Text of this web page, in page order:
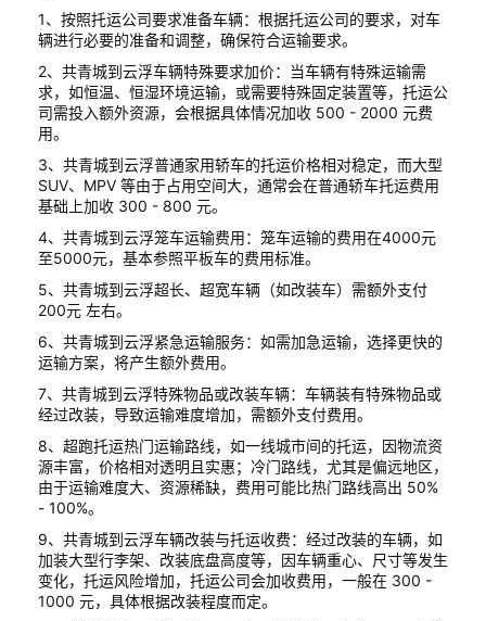
1、按照托运公司要求准备车辆：根据托运公司的要求，对车
辆进行必要的准备和调整，确保符合运输要求。
2、共青城到云浮车辆特殊要求加价：当车辆有特殊运输需
求，如恒温、恒湿环境运输，或需要特殊固定装置等，托运公
司需投入额外资源，会根据具体情况加收 500 - 2000 元费
用。
3、共青城到云浮普通家用轿车的托运价格相对稳定，而大型
SUV、MPV 等由于占用空间大，通常会在普通轿车托运费用
基础上加收 300 - 800 元。
4、共青城到云浮笼车运输费用：笼车运输的费用在4000元
至5000元，基本参照平板车的费用标准。
5、共青城到云浮超长、超宽车辆（如改装车）需额外支付
200元 左右。
6、共青城到云浮紧急运输服务：如需加急运输，选择更快的
运输方案，将产生额外费用。
7、共青城到云浮特殊物品或改装车辆：车辆装有特殊物品或
经过改装，导致运输难度增加，需额外支付费用。
8、超跑托运热门运输路线，如一线城市间的托运，因物流资
源丰富，价格相对透明且实惠；冷门路线，尤其是偏远地区，
由于运输难度大、资源稀缺，费用可能比热门路线高出 50%
- 100%。
9、共青城到云浮车辆改装与托运收费：经过改装的车辆，如
加装大型行李架、改装底盘高度等，因车辆重心、尺寸等发生
变化，托运风险增加，托运公司会加收费用，一般在 300 -
1000 元，具体根据改装程度而定。